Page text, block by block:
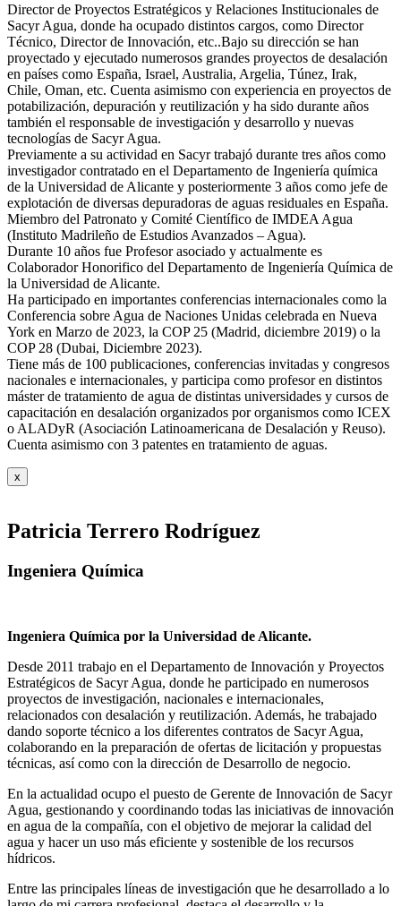
Director de Proyectos Estratégicos y Relaciones Institucionales de
Sacyr Agua, donde ha ocupado distintos cargos, como Director
Técnico, Director de Innovación, etc..Bajo su dirección se han
proyectado y ejecutado numerosos grandes proyectos de desalación
en países como España, Israel, Australia, Argelia, Túnez, Irak,
Chile, Oman, etc. Cuenta asimismo con experiencia en proyectos de
potabilización, depuración y reutilización y ha sido durante años
también el responsable de investigación y desarrollo y nuevas
tecnologías de Sacyr Agua.
Previamente a su actividad en Sacyr trabajó durante tres años como
investigador contratado en el Departamento de Ingeniería química
de la Universidad de Alicante y posteriormente 3 años como jefe de
explotación de diversas depuradoras de aguas residuales en España.
Miembro del Patronato y Comité Científico de IMDEA Agua
(Instituto Madrileño de Estudios Avanzados – Agua).
Durante 10 años fue Profesor asociado y actualmente es
Colaborador Honorifico del Departamento de Ingeniería Química de
la Universidad de Alicante.
Ha participado en importantes conferencias internacionales como la
Conferencia sobre Agua de Naciones Unidas celebrada en Nueva
York en Marzo de 2023, la COP 25 (Madrid, diciembre 2019) o la
COP 28 (Dubai, Diciembre 2023).
Tiene más de 100 publicaciones, conferencias invitadas y congresos
nacionales e internacionales, y participa como profesor en distintos
máster de tratamiento de agua de distintas universidades y cursos de
capacitación en desalación organizados por organismos como ICEX
o ALADyR (Asociación Latinoamericana de Desalación y Reuso).
Cuenta asimismo con 3 patentes en tratamiento de aguas.
x
Patricia Terrero Rodríguez
Ingeniera Química
Ingeniera Química por la Universidad de Alicante.
Desde 2011 trabajo en el Departamento de Innovación y Proyectos
Estratégicos de Sacyr Agua, donde he participado en numerosos
proyectos de investigación, nacionales e internacionales,
relacionados con desalación y reutilización. Además, he trabajado
dando soporte técnico a los diferentes contratos de Sacyr Agua,
colaborando en la preparación de ofertas de licitación y propuestas
técnicas, así como con la dirección de Desarrollo de negocio.
En la actualidad ocupo el puesto de Gerente de Innovación de Sacyr
Agua, gestionando y coordinando todas las iniciativas de innovación
en agua de la compañía, con el objetivo de mejorar la calidad del
agua y hacer un uso más eficiente y sostenible de los recursos
hídricos.
Entre las principales líneas de investigación que he desarrollado a lo